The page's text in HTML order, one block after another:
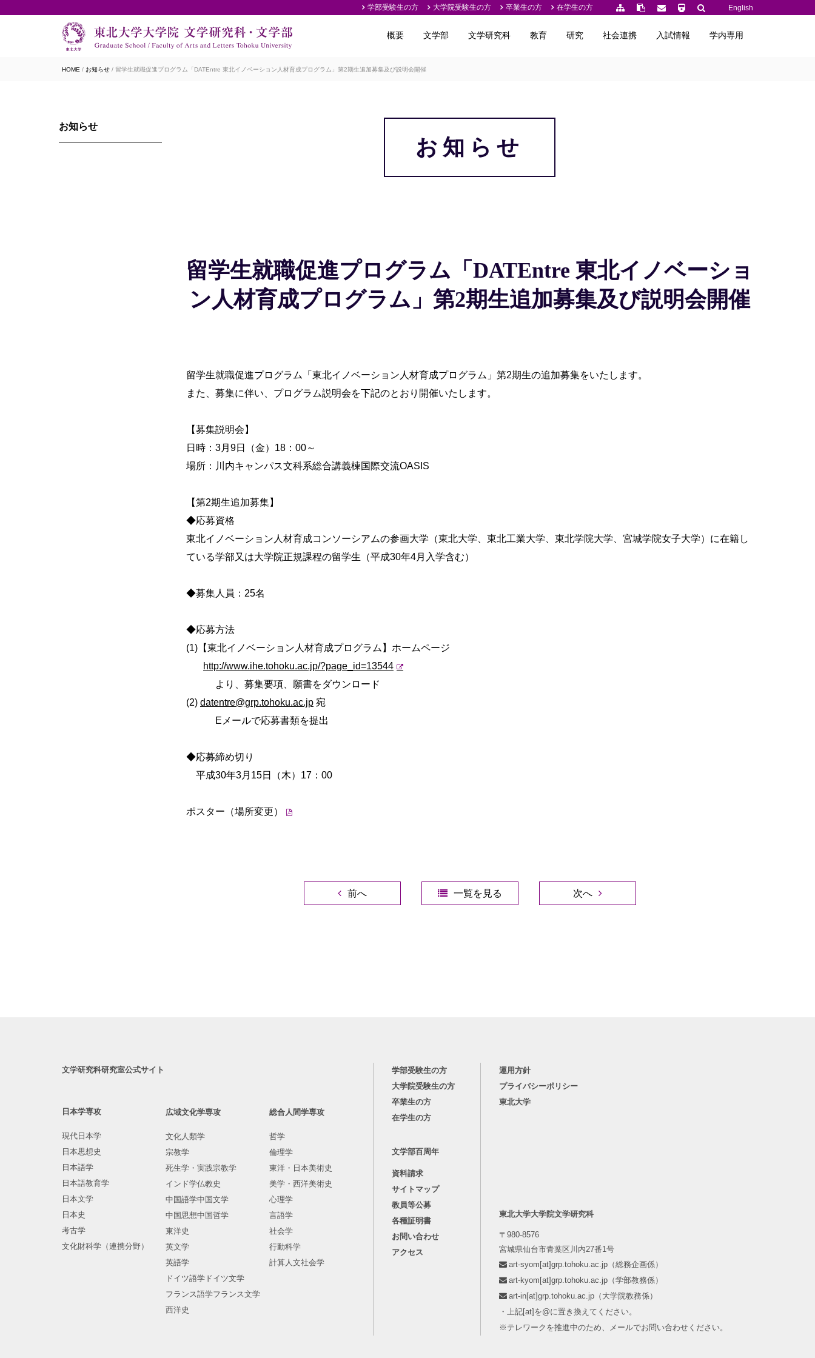
学部受験生の方 大学院受験生の方 卒業生の方 在学生の方 English
概要 文学部 文学研究科 教育 研究 社会連携 入試情報 学内専用
HOME お知らせ 留学生就職促進プログラム「DATEntre 東北イノベーション人材育成プログラム」第2期生追加募集及び説明会開催
お知らせ
留学生就職促進プログラム「DATEntre 東北イノベーショ
ン人材育成プログラム」第2期生追加募集及び説明会開催
留学生就職促進プログラム「東北イノベーション人材育成プログラム」第2期生の追加募集をいたします。
また、募集に伴い、プログラム説明会を下記のとおり開催いたします。
【募集説明会】
日時：3月9日（金）18：00～
場所：川内キャンパス文科系総合講義棟国際交流OASIS
【第2期生追加募集】
◆応募資格
東北イノベーション人材育成コンソーシアムの参画大学（東北大学、東北工業大学、東北学院大学、宮城学院女子大学）に在籍し
ている学部又は大学院正規課程の留学生（平成30年4月入学含む）
◆募集人員：25名
◆応募方法
(1)【東北イノベーション人材育成プログラム】ホームページ
http://www.ihe.tohoku.ac.jp/?page_id=13544
より、募集要項、願書をダウンロード
(2) datentre@grp.tohoku.ac.jp 宛
Eメールで応募書類を提出
◆応募締め切り
平成30年3月15日（木）17：00
ポスター（場所変更）
前へ 一覧を見る 次へ
お知らせ
文学研究科研究室公式サイト
日本学専攻
現代日本学
日本思想史
日本語学
日本語教育学
日本文学
日本史
考古学
文化財科学（連携分野）
広域文化学専攻
文化人類学
宗教学
死生学・実践宗教学
インド学仏教史
中国語学中国文学
中国思想中国哲学
東洋史
英文学
英語学
ドイツ語学ドイツ文学
フランス語学フランス文学
西洋史
総合人間学専攻
哲学
倫理学
東洋・日本美術史
美学・西洋美術史
心理学
言語学
社会学
行動科学
計算人文社会学
学部受験生の方
大学院受験生の方
卒業生の方
在学生の方
文学部百周年
資料請求
サイトマップ
教員等公募
各種証明書
お問い合わせ
アクセス
運用方針
プライバシーポリシー
東北大学
東北大学大学院文学研究科
〒980-8576
宮城県仙台市青葉区川内27番1号
art-syom[at]grp.tohoku.ac.jp（総務企画係）
art-kyom[at]grp.tohoku.ac.jp（学部教務係）
art-in[at]grp.tohoku.ac.jp（大学院教務係）
・上記[at]を@に置き換えてください。
※テレワークを推進中のため、メールでお問い合わせください。